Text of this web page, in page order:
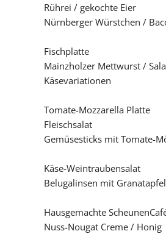
Rührei ​​ / gekochte Eier
Nürnberger Würstchen /
Fischplatte
Mainzholzer Mettwurst /
Käsevariationen
Tomate-Mozzarella Platte
Fleischsalat
Gemüsesticks mit Tomate-
Käse-Weintraubensalat
Belugalinsen mit Granatapfel
Hausgemachte
Nuss-Nougat Creme / Honig